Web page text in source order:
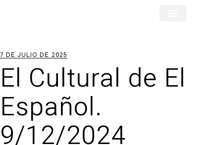
7 DE JULIO DE 2025
El Cultural de El
Español.
9/12/2024